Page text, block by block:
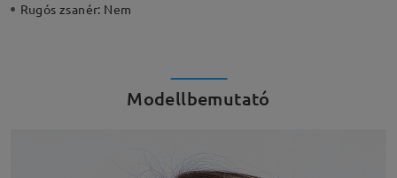
Rugós zsanér: Nem
Modellbemutató